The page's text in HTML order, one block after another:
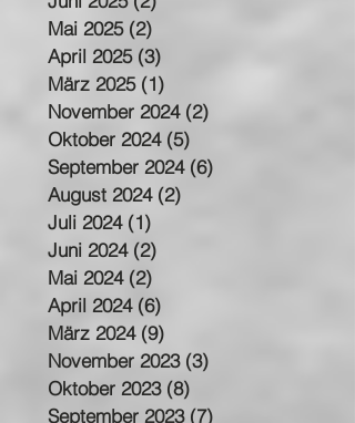
Februar 2026
Juni 2025 (2)2 Beiträge
Mai 2025 (2) 2 Beiträge
April 2025
(3)3 Beiträge
März 2025 (1) 1 Beitrag
November 2024 (2)2 Beiträge
Oktober 2024 (5) 5 Beiträge
September 2024
August 2024
Juli 2024 (1)1 Beitrag
Juni 2024 (2)2 Beiträge
Mai 2024 (2)2 Beiträge
April 2024
(6)6 Beiträge
März 2024 (9) 9 Beiträge
November 2023 (3)3 Beiträge